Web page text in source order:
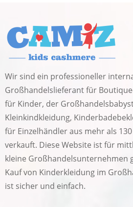
Wir sind ein professioneller
Großhandelslieferant für
für Kinder, der
Kleinkindkleidung,
für Einzelhändler aus mehr als
verkauft. Diese Website ist für
kleine Großhandelsunternehmen
Kauf von Kinderkleidung im
ist sicher und einfach.